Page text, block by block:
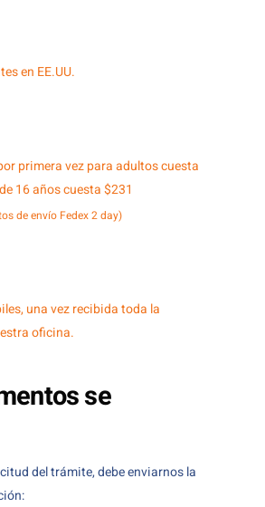
en EE.UU.
primera vez para adultos cuesta
16 años cuesta $231
de envío Fedex 2 day)
una vez recibida toda la
oficina.
se
del trámite, debe enviarnos la